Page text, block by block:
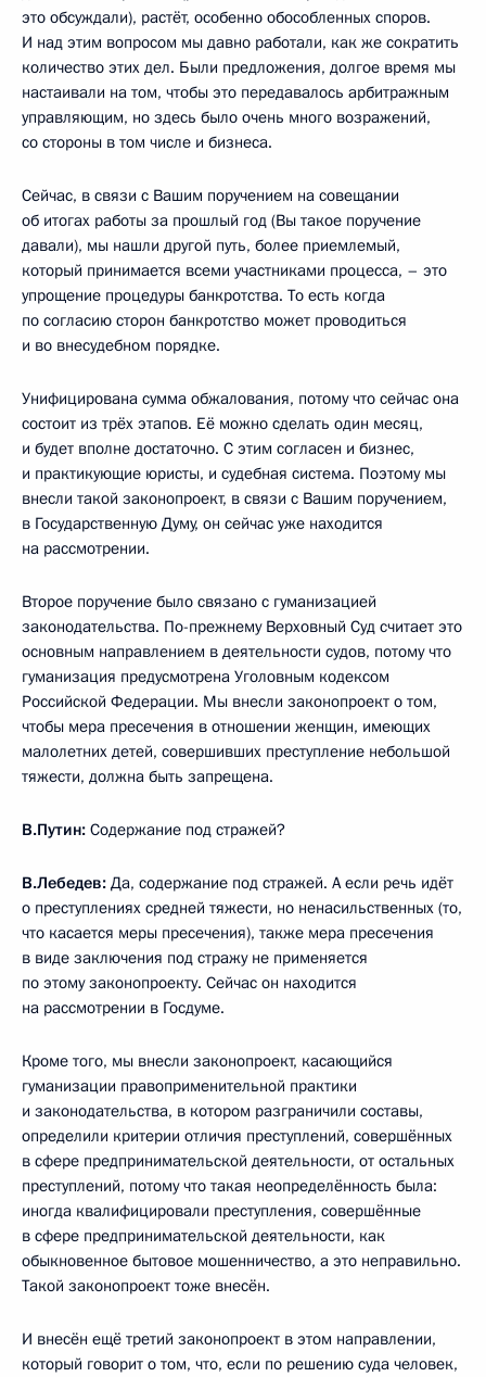
это обсуждали), растёт, особенно обособленных споров.
И над этим вопросом мы давно работали, как же сократить
количество этих дел. Были предложения, долгое время мы
настаивали на том, чтобы это передавалось арбитражным
управляющим, но здесь было очень много возражений,
со стороны в том числе и бизнеса.
Сейчас, в связи с Вашим поручением на совещании
об итогах работы за прошлый год (Вы такое поручение
давали), мы нашли другой путь, более приемлемый,
который принимается всеми участниками процесса, – это
упрощение процедуры банкротства. То есть когда
по согласию сторон банкротство может проводиться
и во внесудебном порядке.
Унифицирована сумма обжалования, потому что сейчас она
состоит из трёх этапов. Её можно сделать один месяц,
и будет вполне достаточно. С этим согласен и бизнес,
и практикующие юристы, и судебная система. Поэтому мы
внесли такой законопроект, в связи с Вашим поручением,
в Государственную Думу, он сейчас уже находится
на рассмотрении.
Второе поручение было связано с гуманизацией
законодательства. По-прежнему Верховный Суд считает это
основным направлением в деятельности судов, потому что
гуманизация предусмотрена Уголовным кодексом
Российской Федерации. Мы внесли законопроект о том,
чтобы мера пресечения в отношении женщин, имеющих
малолетних детей, совершивших преступление небольшой
тяжести, должна быть запрещена.
В.Путин: Содержание под стражей?
В.Лебедев: Да, содержание под стражей. А если речь идёт
о преступлениях средней тяжести, но ненасильственных (то,
что касается меры пресечения), также мера пресечения
в виде заключения под стражу не применяется
по этому законопроекту. Сейчас он находится
на рассмотрении в Госдуме.
Кроме того, мы внесли законопроект, касающийся
гуманизации правоприменительной практики
и законодательства, в котором разграничили составы,
определили критерии отличия преступлений, совершённых
в сфере предпринимательской деятельности, от остальных
преступлений, потому что такая неопределённость была:
иногда квалифицировали преступления, совершённые
в сфере предпринимательской деятельности, как
обыкновенное бытовое мошенничество, а это неправильно.
Такой законопроект тоже внесён.
И внесён ещё третий законопроект в этом направлении,
который говорит о том, что, если по решению суда человек,